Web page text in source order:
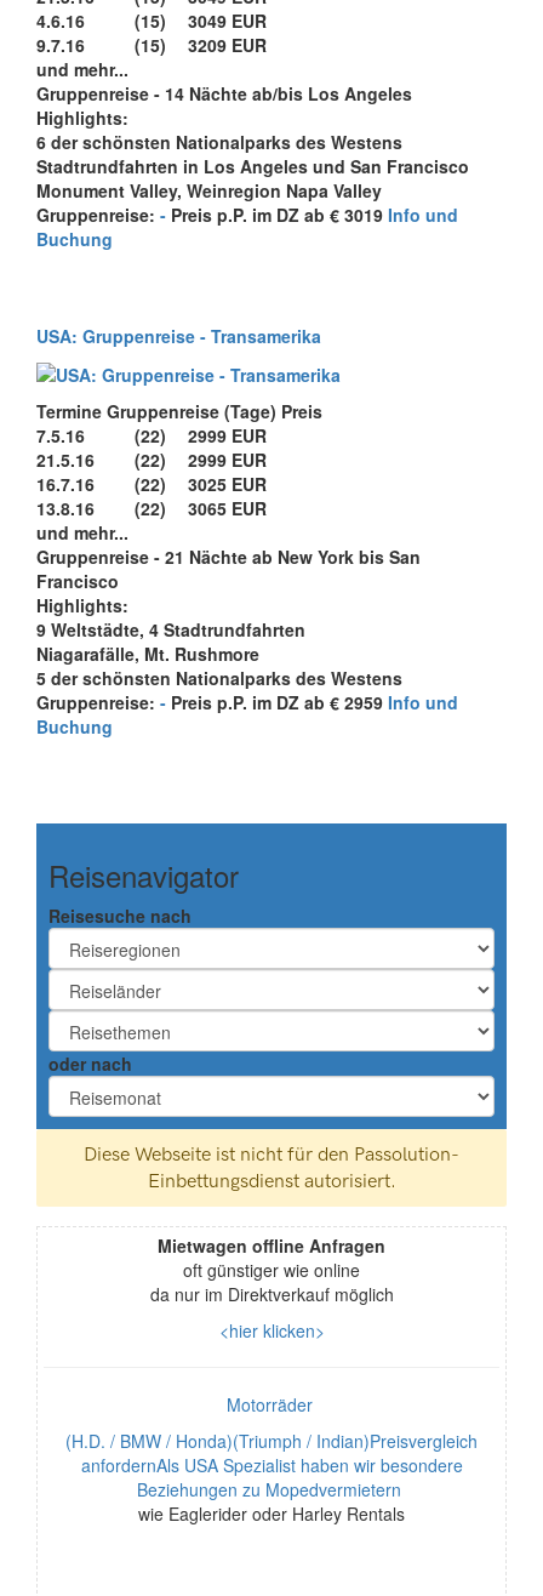
4.6.16
(15)
3049 EUR
9.7.16
(15)
3209 EUR
und mehr...
Gruppenreise - 14 Nächte ab/bis Los Angeles
Highlights:
6 der schönsten Nationalparks des Westens
Stadtrundfahrten in Los Angeles und San Francisco
Monument Valley, Weinregion Napa Valley
Gruppenreise: - Preis p.P. im DZ ab € 3019 Info und
Buchung
USA: Gruppenreise - Transamerika
Termine Gruppenreise (Tage) Preis
7.5.16
(22)
2999 EUR
21.5.16
(22)
2999 EUR
16.7.16
(22)
3025 EUR
13.8.16
(22)
3065 EUR
und mehr...
Gruppenreise - 21 Nächte ab New York bis San
Francisco
Highlights:
9 Weltstädte, 4 Stadtrundfahrten
Niagarafälle, Mt. Rushmore
5 der schönsten Nationalparks des Westens
Gruppenreise: - Preis p.P. im DZ ab € 2959 Info und
Buchung
Reisenavigator
Reisesuche nach
oder nach
Mietwagen offline Anfragen
oft günstiger wie online
da nur im Direktverkauf möglich
<hier klicken>
Motorräder
(H.D. / BMW / Honda)(Triumph / Indian)Preisvergleich
anfordernAls USA Spezialist haben wir besondere
Beziehungen zu Mopedvermietern
wie Eaglerider oder Harley Rentals